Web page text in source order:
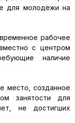
для молодёжи на
рабочее
с центром
наличие
место, созданное
занятости для
не достигших